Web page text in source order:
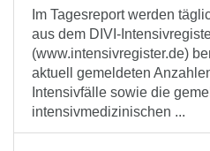
Im Tagesreport werden
aus dem DIVI-
(www.intensivregister.de)
aktuell gemeldeten
Intensivfälle sowie die
intensivmedizinischen ...